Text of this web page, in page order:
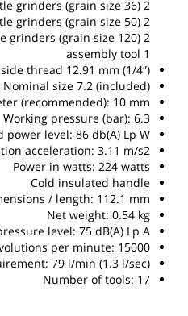
2 violet high-performance disc bristle grinders (grain size 36)
2 green high-performance disc bristle grinders (grain size 50)
2 white high-performance disc bristle grinders (grain size 120)
1 assembly tool
thread 12.91 mm (1/4″)
size 7.2 (included)
(recommended): 10 mm
Working pressure (bar): 6.3
power level: 86 db(A) Lp W
acceleration: 3.11 m/s2
Power in watts: 224 watts
Cold insulated handle
/ length: 112.1 mm
Net weight: 0.54 kg
level: 75 dB(A) Lp A
per minute: 15000
79 l/min (1.3 l/sec)
Number of tools: 17